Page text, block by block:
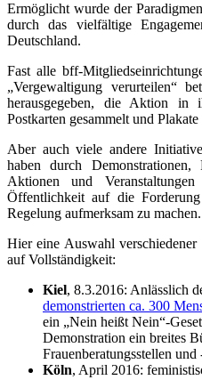
Ermöglicht wurde der
durch das vielfältige
Deutschland.
Fast alle bff-
„Vergewaltigung verurteilen“
herausgegeben, die Aktion in
Postkarten gesammelt und
Aber auch viele andere
haben durch Demonstrationen,
Aktionen und
Öffentlichkeit auf die
Regelung aufmerksam zu machen.
Hier eine Auswahl
auf Vollständigkeit:
Kiel, 8.3.2016: Anlässlich
demonstrierten ca. 300
ein „Nein heißt Nein“-
Demonstration ein breites
Frauenberatungsstellen und
Köln, April 2016: